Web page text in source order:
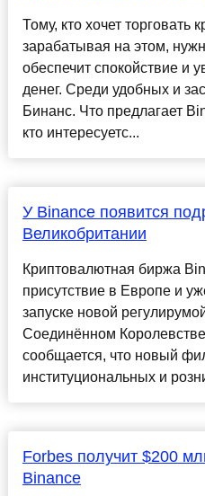
Тому, кто хочет торговать
зарабатывая на этом,
обеспечит спокойствие и
денег. Среди удобных и
Бинанс. Что предлагает
кто интересуетс...
У Binance появится
Великобритании
Криптовалютная биржа
присутствие в Европе и
запуске новой
Соединённом
сообщается, что новый
институциональных и
Forbes получит $200
Binance